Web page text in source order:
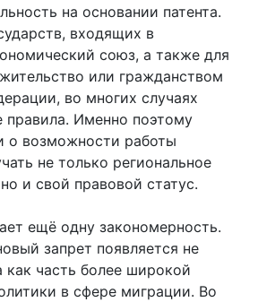
на основании патента.
входящих в
союз, а также для
или гражданством
во многих случаях
правила. Именно поэтому
о возможности работы
не только региональное
и свой правовой статус.
ещё одну закономерность.
запрет появляется не
как часть более широкой
в сфере миграции. Во